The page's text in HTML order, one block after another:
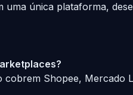
uma única plataforma,
Shopee,